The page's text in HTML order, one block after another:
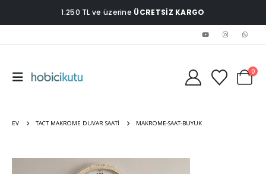
1.250 TL ve üzerine ÜCRETSİZ KARGO
0
EV TACT MAKROME DUVAR SAATI MAKROME-SAAT-BUYUK